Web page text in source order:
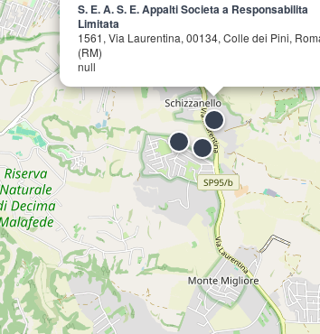
S. E. A. S. E. Appalti Societa a Responsabilita
Limitata
1561, Via Laurentina, 00134, Colle dei Pini,
(RM)
null